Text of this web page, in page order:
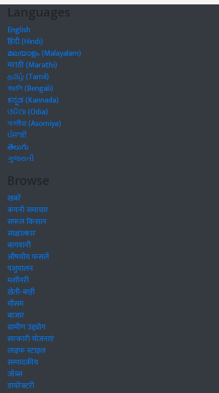
Languages
English
हिंदी (Hindi)
മലയാളം (Malayalam)
मराठी (Marathi)
தமிழ் (Tamil)
বাঙালি (Bengali)
ಕನ್ನಡ (Kannada)
ଓଡିଆ (Odia)
অসমীয়া (Asomiya)
ਪੰਜਾਬੀ
తెలుగు
ગુજરાતી
Browse
खबरें
कंपनी समाचार
सफल किसान
साक्षात्कार
बागवानी
औषधीय फसलें
पशुपालन
मशीनरी
खेती-बाड़ी
मौसम
बाजार
ग्रामीण उद्द्योग
सरकारी योजनाएं
लाइफ स्टाइल
सम्पादकीय
जॉब्स
डायरेक्टरी